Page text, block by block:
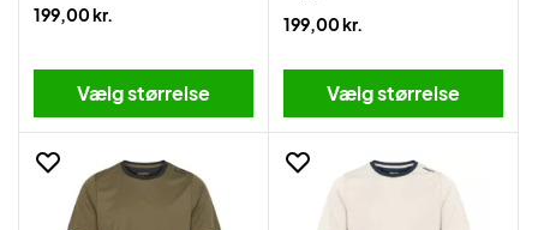
199,00 kr.
Vælg størrelse
199,00 kr.
Vælg størrelse